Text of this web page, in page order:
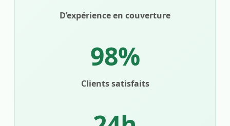
D’expérience en couverture
98%
Clients satisfaits